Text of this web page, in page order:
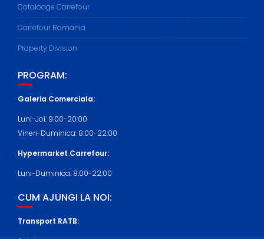
Cataloage Carrefour
Carrefour Romania
Property Division
PROGRAM:
Galeria Comerciala:
Luni-Joi: 9:00-20:00
Vineri-Duminica: 8:00-22:00
Hypermarket Carrefour:
Luni-Duminica: 8:00-22:00
CUM AJUNGI LA NOI:
Transport RATB: